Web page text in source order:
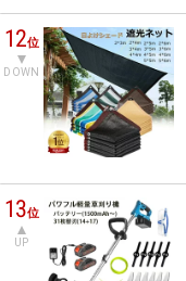
12位
DOWN
13位
UP